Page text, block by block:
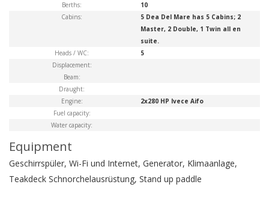
Berths:
10
Cabins:
5 Dea Del Mare has 5 Cabins; 2
Master, 2 Double, 1 Twin all en
suite.
Heads / WC:
5
Displacement:
Beam:
Draught:
Engine:
2x280 HP Ivece Aifo
Fuel capacity:
Water capacity:
Equipment
Geschirrspüler, Wi-Fi und Internet, Generator, Klimaanlage,
Teakdeck Schnorchelausrüstung, Stand up paddle